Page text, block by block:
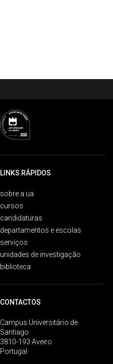
LINKS RÁPIDOS
sobre a ua
cursos
candidaturas
departamentos e escolas
serviços
unidades de investigação
biblioteca
CONTACTOS
Campus Universitário de
Santiago
3810-193 Aveiro
Portugal